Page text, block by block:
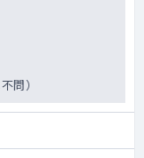
問）